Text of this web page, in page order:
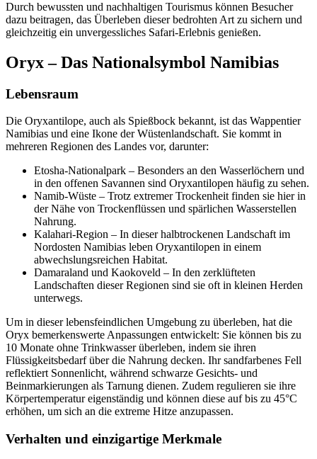
Durch bewussten und nachhaltigen Tourismus können Besucher
dazu beitragen, das Überleben dieser bedrohten Art zu sichern und
gleichzeitig ein unvergessliches Safari-Erlebnis genießen.
Oryx – Das Nationalsymbol Namibias
Lebensraum
Die Oryxantilope, auch als Spießbock bekannt, ist das Wappentier
Namibias und eine Ikone der Wüstenlandschaft. Sie kommt in
mehreren Regionen des Landes vor, darunter:
Etosha-Nationalpark – Besonders an den Wasserlöchern und
in den offenen Savannen sind Oryxantilopen häufig zu sehen.
Namib-Wüste – Trotz extremer Trockenheit finden sie hier in
der Nähe von Trockenflüssen und spärlichen Wasserstellen
Nahrung.
Kalahari-Region – In dieser halbtrockenen Landschaft im
Nordosten Namibias leben Oryxantilopen in einem
abwechslungsreichen Habitat.
Damaraland und Kaokoveld – In den zerklüfteten
Landschaften dieser Regionen sind sie oft in kleinen Herden
unterwegs.
Um in dieser lebensfeindlichen Umgebung zu überleben, hat die
Oryx bemerkenswerte Anpassungen entwickelt: Sie können bis zu
10 Monate ohne Trinkwasser überleben, indem sie ihren
Flüssigkeitsbedarf über die Nahrung decken. Ihr sandfarbenes Fell
reflektiert Sonnenlicht, während schwarze Gesichts- und
Beinmarkierungen als Tarnung dienen. Zudem regulieren sie ihre
Körpertemperatur eigenständig und können diese auf bis zu 45°C
erhöhen, um sich an die extreme Hitze anzupassen.
Verhalten und einzigartige Merkmale